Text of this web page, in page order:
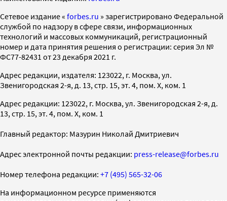
Cетевое издание « forbes.ru » зарегистрировано Федеральной
службой по надзору в сфере связи, информационных
технологий и массовых коммуникаций, регистрационный
номер и дата принятия решения о регистрации: серия Эл №
ФС77-82431 от 23 декабря 2021 г.
Адрес редакции, издателя: 123022, г. Москва, ул.
Звенигородская 2-я, д. 13, стр. 15, эт. 4, пом. X, ком. 1
Адрес редакции: 123022, г. Москва, ул. Звенигородская 2-я, д.
13, стр. 15, эт. 4, пом. X, ком. 1
Главный редактор: Мазурин Николай Дмитриевич
Адрес электронной почты редакции: press-release@forbes.ru
Номер телефона редакции: +7 (495) 565-32-06
На информационном ресурсе применяются